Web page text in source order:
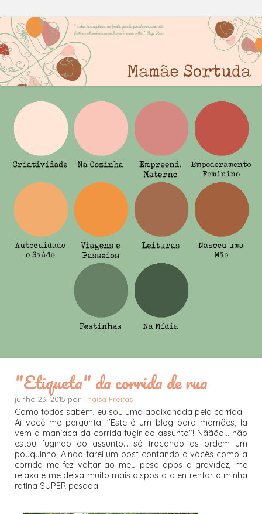
"Etiqueta" da corrida de rua
junho 23, 2015 por Thaísa Freitas
Como todos sabem, eu sou uma apaixonada pela corrida.
Ai você me pergunta: "Este é um blog para mamães, la
vem a maníaca da corrida fugir do assunto"! Nããão... não
estou fugindo do assunto... só trocando as ordem um
pouquinho! Ainda farei um post contando a vocês como a
corrida me fez voltar ao meu peso apos a gravidez, me
relaxa e me deixa muito mais disposta a enfrentar a minha
rotina SUPER pesada.